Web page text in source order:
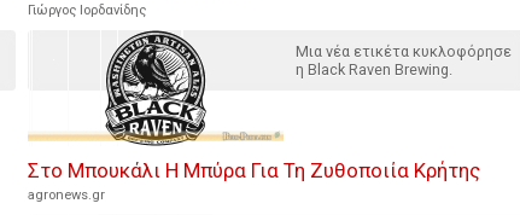
Γιώργος Ιορδανίδης
Μια νέα ετικέτα κυκλοφόρησε
η Black Raven Brewing.
Στο Μπουκάλι Η Μπύρα Για Τη Ζυθοποιία Κρήτης
agronews.gr